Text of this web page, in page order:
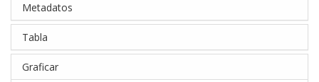
Metadatos
Tabla
Graficar